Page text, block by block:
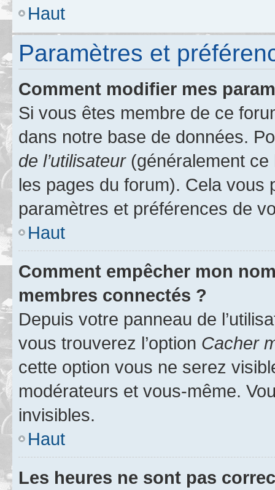
Haut
Paramètres et
Comment modifier mes
Si vous êtes membre de ce
dans notre base de données.
de l’utilisateur(généralement ce
les pages du forum). Cela vous
paramètres et préférences de
Haut
Comment empêcher mon
membres connectés ?
Depuis votre panneau de
vous trouverez l’option Cacher
cette option vous ne serez
modérateurs et vous-même.
invisibles.
Haut
Les heures ne sont pas